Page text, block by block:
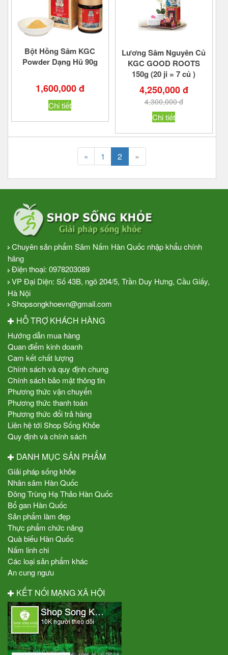
Bột Hồng Sâm KGC
Powder Dạng Hũ 90g
1,600,000 đ
Chi tiết
Lương Sâm Nguyên Củ
KGC GOOD ROOTS
150g (20 ji = 7 củ )
4,250,000 đ
4,300,000 đ
Chi tiết
« 1 2 »
Chuyên sản phẩm Sâm Nấm Hàn Quốc nhập khẩu chính
hãng
Điện thoại: 0978203089
VP Đại Diện: Số 43B, ngõ 204/5, Trần Duy Hưng, Cầu Giấy,
Hà Nội
Shopsongkhoevn@gmail.com
HỖ TRỢ KHÁCH HÀNG
Hướng dẫn mua hàng
Quan điểm kinh doanh
Cam kết chất lượng
Chính sách và quy định chung
Chính sách bảo mật thông tin
Phương thức vận chuyển
Phương thức thanh toán
Phương thức đổi trả hàng
Liên hệ tới Shop Sống Khỏe
Quy định và chính sách
DANH MỤC SẢN PHẨM
Giải pháp sống khỏe
Nhân sâm Hàn Quốc
Đông Trùng Hạ Thảo Hàn Quốc
Bổ gan Hàn Quốc
Sản phẩm làm đẹp
Thực phẩm chức năng
Quà biếu Hàn Quốc
Nấm linh chi
Các loại sản phẩm khác
An cung ngưu
KẾT NỐI MẠNG XÃ HỘI